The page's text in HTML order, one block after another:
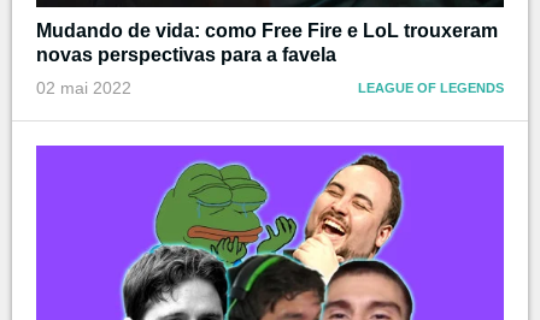
Mudando de vida: como Free Fire e LoL trouxeram
novas perspectivas para a favela
02 mai 2022 LEAGUE OF LEGENDS